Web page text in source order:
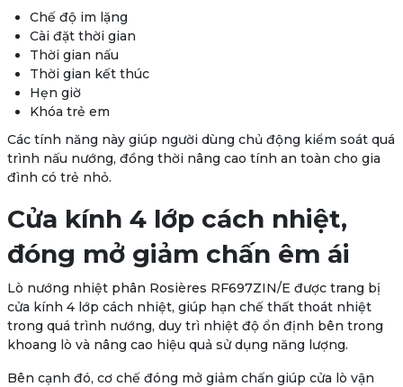
Chế độ im lặng
Cài đặt thời gian
Thời gian nấu
Thời gian kết thúc
Hẹn giờ
Khóa trẻ em
Các tính năng này giúp người dùng chủ động kiểm soát quá
trình nấu nướng, đồng thời nâng cao tính an toàn cho gia
đình có trẻ nhỏ.
Cửa kính 4 lớp cách nhiệt,
đóng mở giảm chấn êm ái
Lò nướng nhiệt phân Rosières RF697ZIN/E được trang bị
cửa kính 4 lớp cách nhiệt, giúp hạn chế thất thoát nhiệt
trong quá trình nướng, duy trì nhiệt độ ổn định bên trong
khoang lò và nâng cao hiệu quả sử dụng năng lượng.
Bên cạnh đó, cơ chế đóng mở giảm chấn giúp cửa lò vận